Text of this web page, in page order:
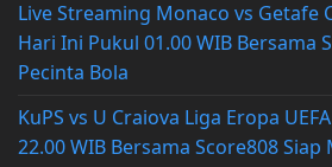
Live Streaming Monaco vs Getafe
Hari Ini Pukul 01.00 WIB Bersama
Pecinta Bola
KuPS vs U Craiova Liga Eropa
22.00 WIB Bersama Score808